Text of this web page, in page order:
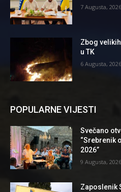
7 Augusta, 2026
Zbog
u TK
6 Augusta, 2026
POPULARNE VIJESTI
Svečano
“Srebrenik
2026”
9 Augusta, 2026
Zaposlenik